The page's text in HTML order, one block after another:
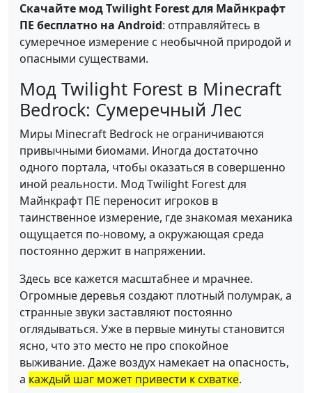
Скачайте мод Twilight Forest для Майнкрафт
ПЕ бесплатно на Android: отправляйтесь в
сумеречное измерение с необычной природой и
опасными существами.
Мод Twilight Forest в Minecraft
Bedrock: Сумеречный Лес
Миры Minecraft Bedrock не ограничиваются
привычными биомами. Иногда достаточно
одного портала, чтобы оказаться в совершенно
иной реальности. Мод Twilight Forest для
Майнкрафт ПЕ переносит игроков в
таинственное измерение, где знакомая механика
ощущается по-новому, а окружающая среда
постоянно держит в напряжении.
Здесь все кажется масштабнее и мрачнее.
Огромные деревья создают плотный полумрак, а
странные звуки заставляют постоянно
оглядываться. Уже в первые минуты становится
ясно, что это место не про спокойное
выживание. Даже воздух намекает на опасность,
а каждый шаг может привести к схватке.